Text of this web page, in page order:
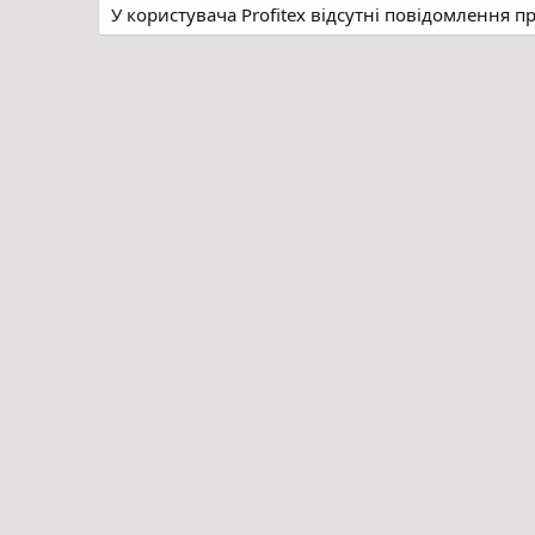
У користувача Profitex відсутні повідомлення